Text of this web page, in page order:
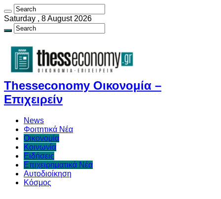
Saturday , 8 August 2026
Thesseconomy Οικονομία –
Επιχειρείν
News
Φοιτητικά Νέα
Οικονομία
Κοινωνία
Ειδήσεις
Επιχειρηματικά Νέα
Αυτοδιοίκηση
Κόσμος